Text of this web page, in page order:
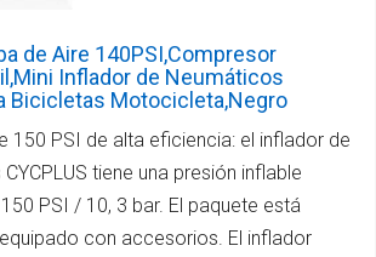
de Aire 140PSI,Compresor
Inflador de Neumáticos
Bicicletas Motocicleta,Negro
150 PSI de alta eficiencia: el inflador de
tiene una presión inflable
PSI / 10, 3 bar. El paquete está
con accesorios. El inflador